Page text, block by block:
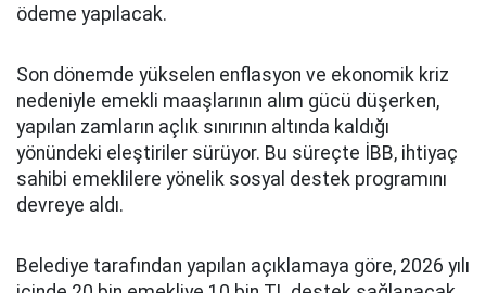
ödeme yapılacak.
Son dönemde yükselen enflasyon ve ekonomik kriz
nedeniyle emekli maaşlarının alım gücü düşerken,
yapılan zamların açlık sınırının altında kaldığı
yönündeki eleştiriler sürüyor. Bu süreçte İBB, ihtiyaç
sahibi emeklilere yönelik sosyal destek programını
devreye aldı.
Belediye tarafından yapılan açıklamaya göre, 2026 yılı